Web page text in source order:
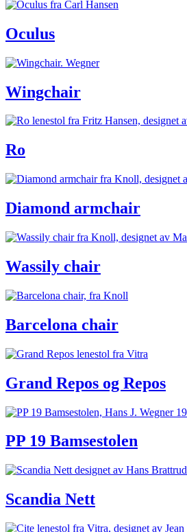
Oculus
Wingchair
Ro
Diamond armchair
Wassily chair
Barcelona chair
Grand Repos og Repos
PP 19 Bamsestolen
Scandia Nett